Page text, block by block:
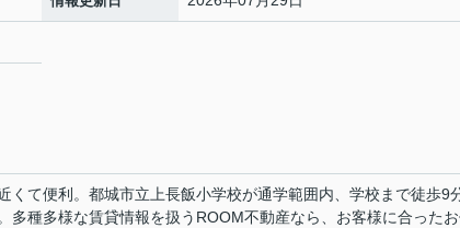
くて便利。都城市立上長飯小学校が通学範囲内、学校まで徒歩9
多種多様な賃貸情報を扱うROOM不動産なら、お客様に合った